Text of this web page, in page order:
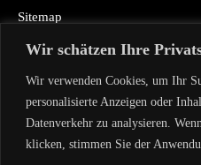
Wir schätzen Ihre
Wir verwenden Cookies, um Ihr
personalisierte Anzeigen oder
Datenverkehr zu analysieren.
klicken, stimmen Sie der
Sitemap